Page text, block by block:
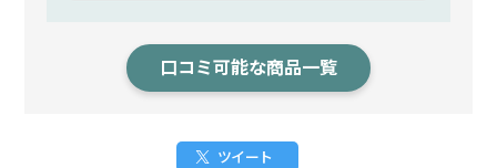
口コミ可能な商品一覧
ツイート